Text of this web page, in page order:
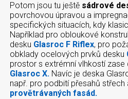
Potom jsou tu ještě sádrové
povrchovou úpravou a
specifických situacích, kdy
Například pro obloukové
desku Glasroc F Riflex, pro
obklady ocelových prvků desku
prostor s extrémní vlhkostí zase
Glasroc X. Navíc je deska
např. pro podbití přesahů střech
provětrávaných fasád.